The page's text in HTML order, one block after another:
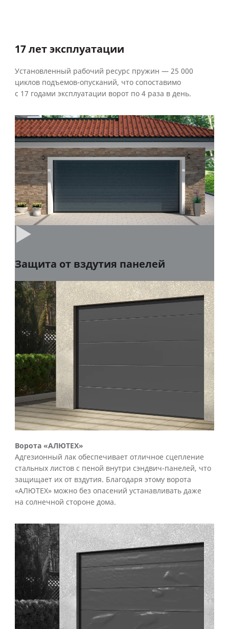
17 лет эксплуатации
Установленный рабочий ресурс пружин — 25 000
циклов подъемов-опусканий, что сопоставимо
с 17 годами эксплуатации ворот по 4 раза в день.
Защита от вздутия панелей
Ворота «АЛЮТЕХ»
Адгезионный лак обеспечивает отличное сцепление
стальных листов с пеной внутри сэндвич-панелей, что
защищает их от вздутия. Благодаря этому ворота
«АЛЮТЕХ» можно без опасений устанавливать даже
на солнечной стороне дома.